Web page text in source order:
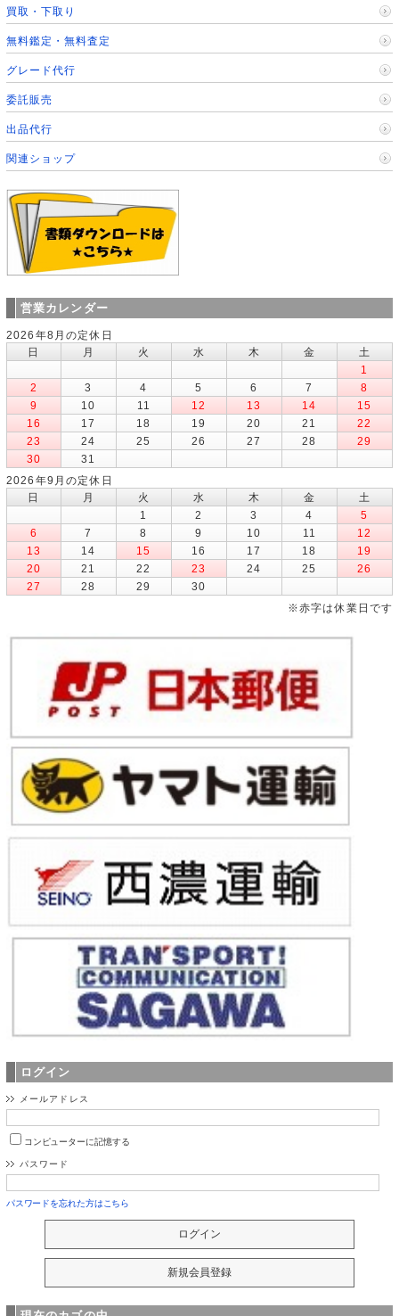
買取・下取り
無料鑑定・無料査定
グレード代行
委託販売
出品代行
関連ショップ
営業カレンダー
2026年8月の定休日
日
月 火 水 木 金
土
1
2
3 4 5 6 7
8
9
10 11 12 13 14
15
16
17 18 19 20 21
22
23
24 25 26 27 28
29
30
31
2026年9月の定休日
日
月 火 水 木 金
土
1
2 3 4
5
6
7 8 9 10 11
12
13
14 15 16 17 18
19
20
21 22 23 24 25
26
27
28 29
30
※赤字は休業日です
ログイン
メールアドレス
コンピューターに記憶する
パスワード
パスワードを忘れた方はこちら